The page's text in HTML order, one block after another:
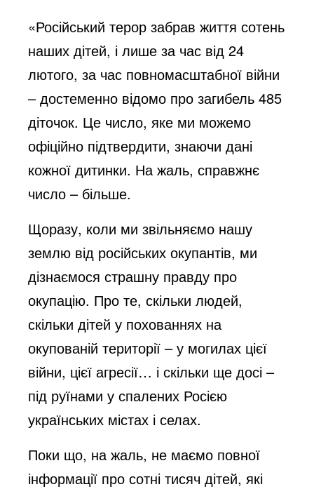
y
V
i
d
e
o
«Російський терор забрав життя сотень
наших дітей, і лише за час від 24
лютого, за час повномасштабної війни
– достеменно відомо про загибель 485
діточок. Це число, яке ми можемо
офіційно підтвердити, знаючи дані
кожної дитинки. На жаль, справжнє
число – більше.
Щоразу, коли ми звільняємо нашу
землю від російських окупантів, ми
дізнаємося страшну правду про
окупацію. Про те, скільки людей,
скільки дітей у похованнях на
окупованій території – у могилах цієї
війни, цієї агресії… і скільки ще досі –
під руїнами у спалених Росією
українських містах і селах.
Поки що, на жаль, не маємо повної
інформації про сотні тисяч дітей, які